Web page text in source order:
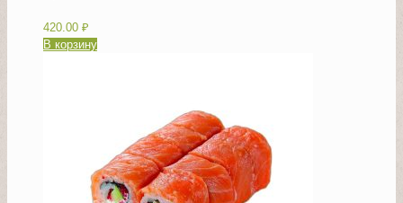
420.00 ₽
В корзину